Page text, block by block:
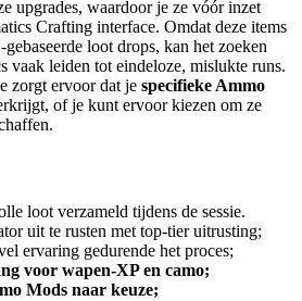
upgrades, waardoor je ze vóór inzet
Crafting interface. Omdat deze items
loot drops, kan het zoeken
vaak leiden tot eindeloze, mislukte runs.
zorgt ervoor dat je specifieke Ammo
of je kunt ervoor kiezen om ze
loot verzameld tijdens de sessie.
uit te rusten met top-tier uitrusting;
ervaring gedurende het proces;
voor wapen-XP en camo;
Mods naar keuze;